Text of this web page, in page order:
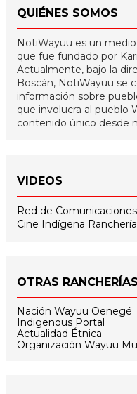
QUIÉNES SOMOS
NotiWayuu es un
que fue fundado por
Actualmente, bajo la
Boscán, NotiWayuu se
información sobre
que involucra al pueblo
contenido único desde
VIDEOS
Red de
Cine Indígena
OTRAS RANCHERÍAS
Nación Wayuu Oenegé
Indigenous Portal
Actualidad Étnica
Organización Wayuu